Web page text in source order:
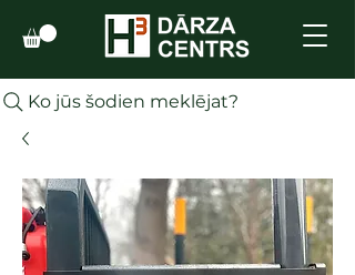
Ko jūs šodien meklējat?